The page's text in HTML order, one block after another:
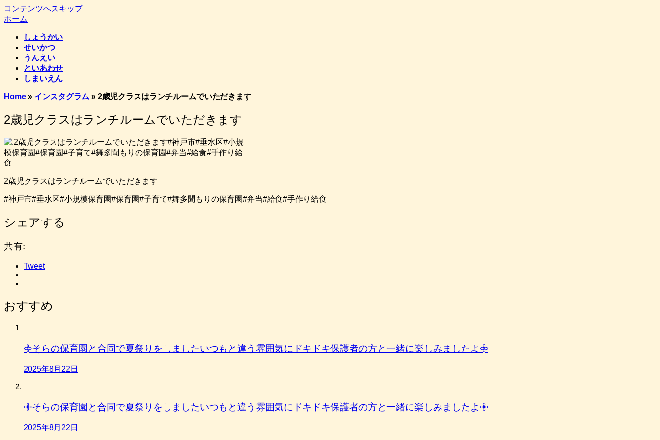
コンテンツへスキップ
ホーム
しょうかい
せいかつ
うんえい
といあわせ
しまいえん
Home » インスタグラム » 2歳児クラスはランチルームでいただきます
2歳児クラスはランチルームでいただきます
2歳児クラスはランチルームでいただきます
#神戸市#垂水区#小規模保育園#保育園#子育て#舞多聞もりの保育園#弁当#給食#手作り給食
シェアする
共有:
Tweet
おすすめ
𖧷そらの保育園と合同で夏祭りをしましたいつもと違う雰囲気にドキドキ保護者の方と一緒に楽しみましたよ︎𖧷
2025年8月22日
𖧷そらの保育園と合同で夏祭りをしましたいつもと違う雰囲気にドキドキ保護者の方と一緒に楽しみましたよ︎𖧷
2025年8月22日